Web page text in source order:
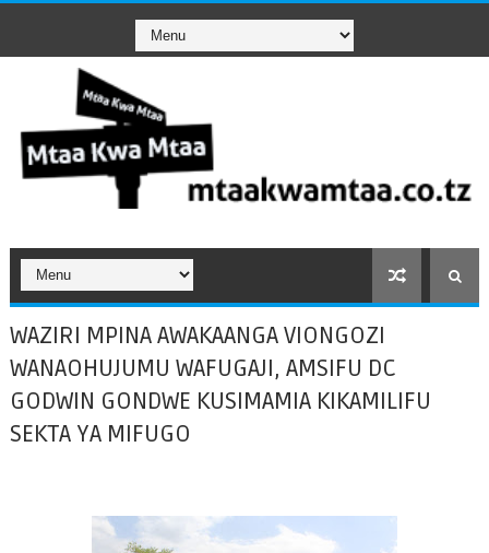
WAZIRI MPINA AWAKAANGA VIONGOZI
WANAOHUJUMU WAFUGAJI, AMSIFU DC
GODWIN GONDWE KUSIMAMIA KIKAMILIFU
SEKTA YA MIFUGO